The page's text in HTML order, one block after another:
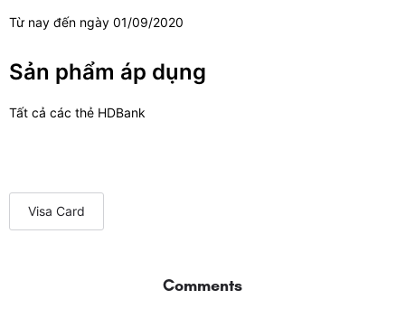
Từ nay đến ngày 01/09/2020
Sản phẩm áp dụng
Tất cả các thẻ HDBank
Visa Card
Comments